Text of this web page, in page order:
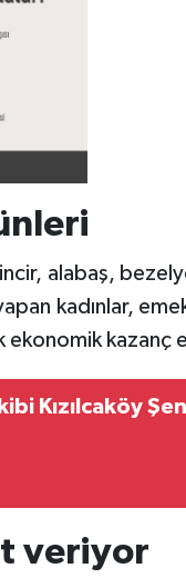
incir, alabaş,
kadınlar,
ekonomik kazanç
Kızılcaköy
veriyor